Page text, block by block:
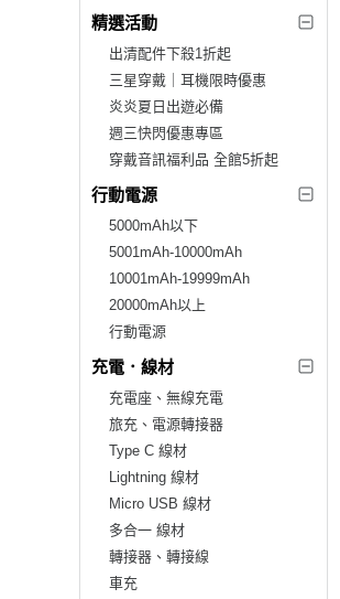
精選活動
出清配件下殺1折起
三星穿戴｜耳機限時優惠
炎炎夏日出遊必備
週三快閃優惠專區
穿戴音訊福利品 全館5折起
行動電源
5000mAh以下
5001mAh-10000mAh
10001mAh-19999mAh
20000mAh以上
行動電源
充電．線材
充電座、無線充電
旅充、電源轉接器
Type C 線材
Lightning 線材
Micro USB 線材
多合一 線材
轉接器、轉接線
車充